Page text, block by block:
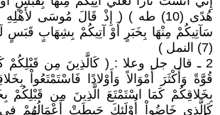
هُدًى (10) طه ) ( إِذْ قَالَ مُوسَى لأَهْلِهِ
سَآتِيكُمْ مِنْهَا بِخَبَرٍ أَوْ آتِيكُمْ بِشِهَابٍ
(7) النمل )
2 ـ قال جل وعلا : ( كَالَّذِينَ مِن قَبْلِكُمْ
قُوَّةً وَأَكْثَرَ أَمْوَالاً وَأَوْلادًا فَاسْتَمْتَعُواْ
بِخَلاقِكُمْ كَمَا اسْتَمْتَعَ الَّذِينَ مِن قَبْلِكُمْ
كَالَّذِي خَاضُواْ أُوْلَئِكَ حَبِطَتْ أَعْمَالُهُمْ فِي